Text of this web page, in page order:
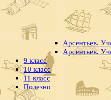
Арсентьев.
Арсентьев.
9 класс
10 класс
11 класс
Полезно